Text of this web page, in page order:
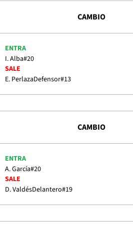
CAMBIO
ENTRA
I. Alba#20
SALE
E. PerlazaDefensor#13
CAMBIO
ENTRA
A. García#20
SALE
D. ValdésDelantero#19